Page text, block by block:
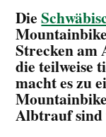
Die
Strecken
die teilweise
macht es zu
Albtrauf